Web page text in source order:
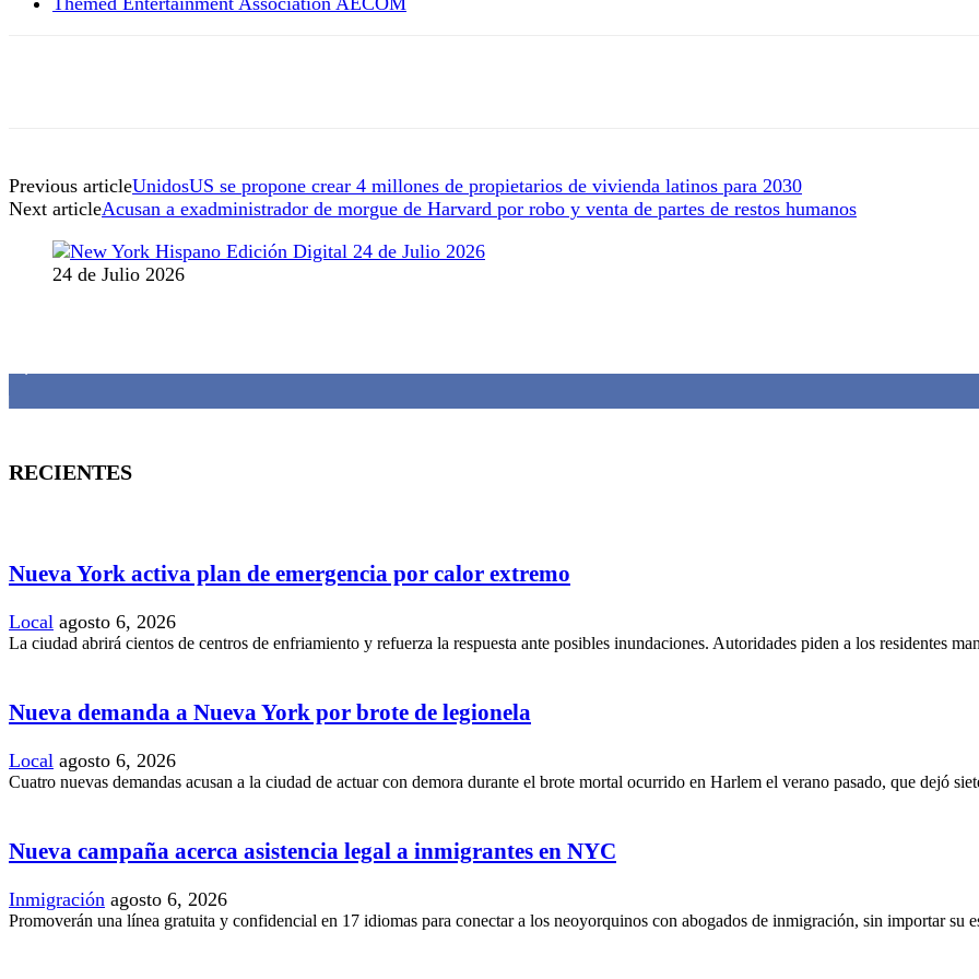
Previous articleUnidosUS se propone crear 4 millones de propietarios de vivienda latinos para 2030
Next articleAcusan a exadministrador de morgue de Harvard por robo y venta de partes de restos humanos
24 de Julio 2026
RECIENTES
Nueva York activa plan de emergencia por calor extremo
Local agosto 6, 2026
La ciudad abrirá cientos de centros de enfriamiento y refuerza la respuesta ante posibles inundaciones. Autoridades piden a los residentes
Nueva demanda a Nueva York por brote de legionela
Local agosto 6, 2026
Cuatro nuevas demandas acusan a la ciudad de actuar con demora durante el brote mortal ocurrido en Harlem el verano pasado, que dejó
Nueva campaña acerca asistencia legal a inmigrantes en NYC
Inmigración agosto 6, 2026
Promoverán una línea gratuita y confidencial en 17 idiomas para conectar a los neoyorquinos con abogados de inmigración, sin importar su